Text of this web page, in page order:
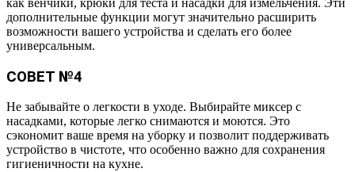
дополнительные функции могут значительно расширить
возможности вашего устройства и сделать его более
универсальным.
СОВЕТ №4
Не забывайте о легкости в уходе. Выбирайте миксер с
насадками, которые легко снимаются и моются. Это
сэкономит ваше время на уборку и позволит поддерживать
устройство в чистоте, что особенно важно для сохранения
гигиеничности на кухне.